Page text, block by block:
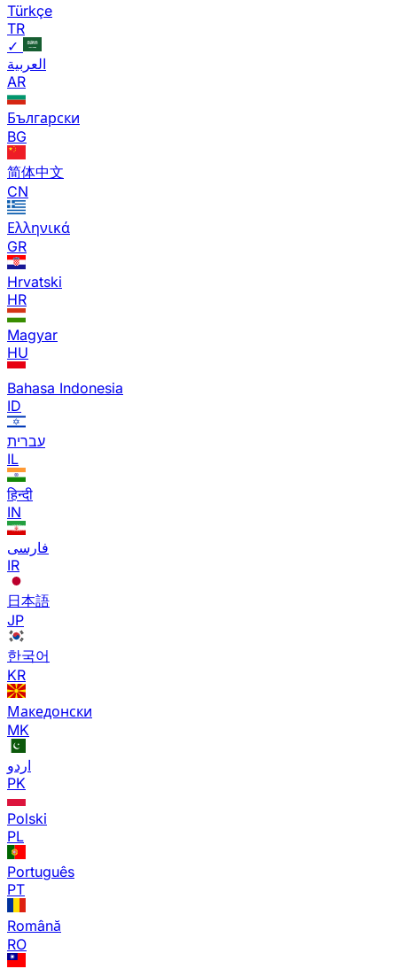
Türkçe
TR
✓
العربية
AR
Български
BG
简体中文
CN
Ελληνικά
GR
Hrvatski
HR
Magyar
HU
Bahasa Indonesia
ID
עברית
IL
हिन्दी
IN
فارسی
IR
日本語
JP
한국어
KR
Македонски
MK
اردو
PK
Polski
PL
Português
PT
Română
RO